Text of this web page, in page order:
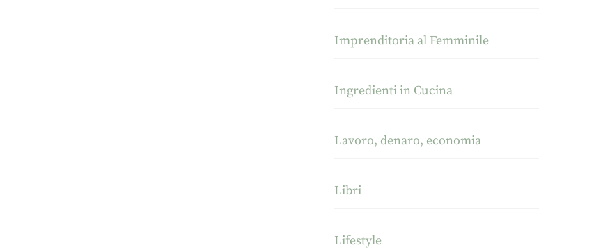
Imprenditoria al Femminile
Ingredienti in Cucina
Lavoro, denaro, economia
Libri
Lifestyle